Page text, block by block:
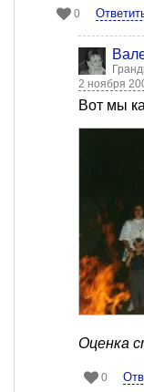
0
2 ноября
Вот мы
Оценка
0